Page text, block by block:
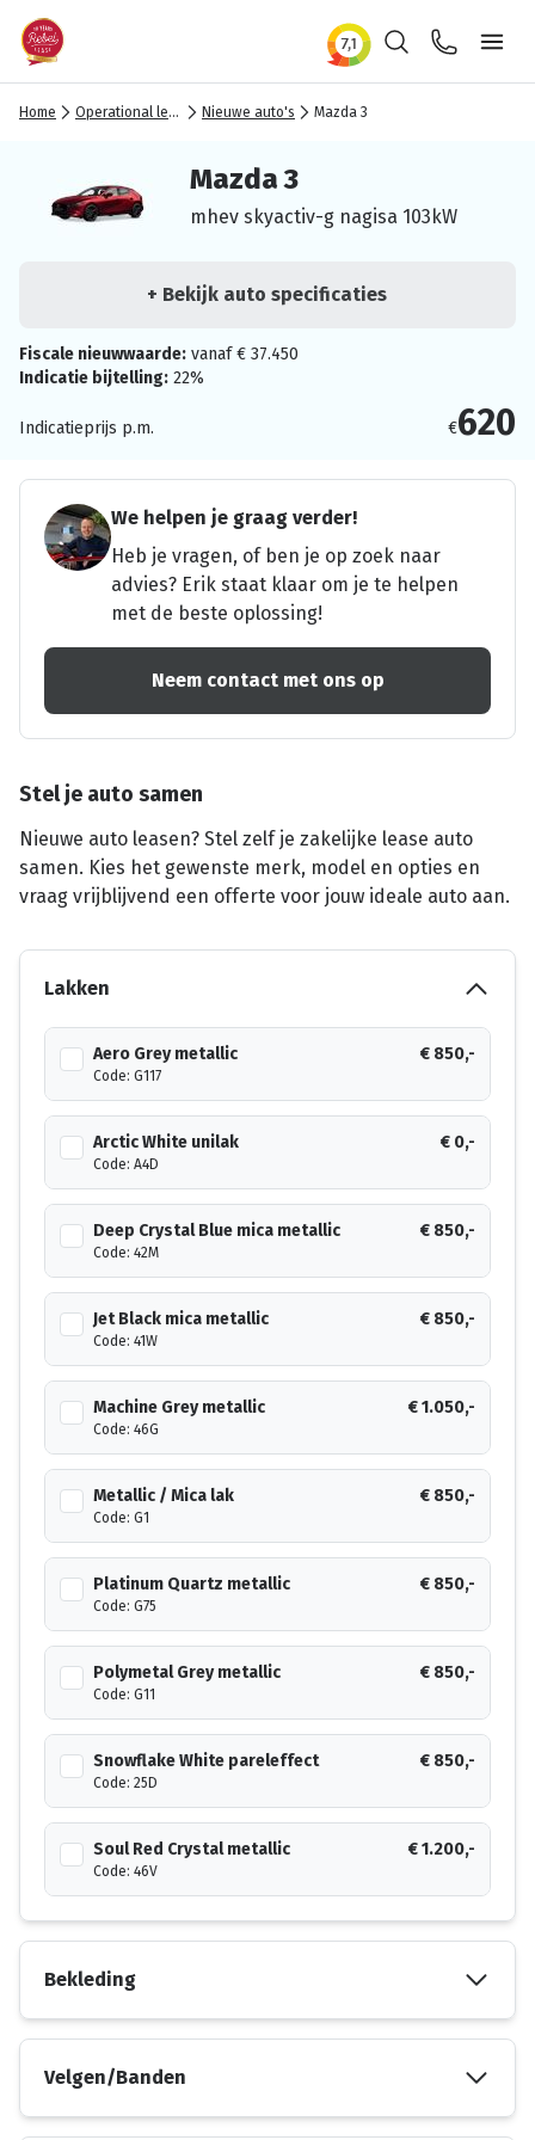
ZoekenContact
Home Operational lease Nieuwe auto's Mazda 3
Mazda 3
mhev skyactiv-g nagisa 103kW
+ Bekijk auto specificaties
Fiscale nieuwwaarde: vanaf € 37.450
Indicatie bijtelling: 22%
Indicatieprijs p.m. €620
We helpen je graag verder!
Heb je vragen, of ben je op zoek naar
advies? Erik staat klaar om je te helpen
met de beste oplossing!
Neem contact met ons op
Stel je auto samen
Nieuwe auto leasen? Stel zelf je zakelijke lease auto
samen. Kies het gewenste merk, model en opties en
vraag vrijblijvend een offerte voor jouw ideale auto aan.
Lakken
Aero Grey metallic
Code: G117
€ 850,-
Arctic White unilak
Code: A4D
€ 0,-
Deep Crystal Blue mica metallic
Code: 42M
€ 850,-
Jet Black mica metallic
Code: 41W
€ 850,-
Machine Grey metallic
Code: 46G
€ 1.050,-
Metallic / Mica lak
Code: G1
€ 850,-
Platinum Quartz metallic
Code: G75
€ 850,-
Polymetal Grey metallic
Code: G11
€ 850,-
Snowflake White pareleffect
Code: 25D
€ 850,-
Soul Red Crystal metallic
Code: 46V
€ 1.200,-
Bekleding
Velgen/Banden